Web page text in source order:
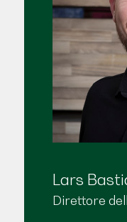
Lars
Direttore